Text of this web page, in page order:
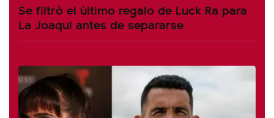
Se filtró el último regalo de Luck Ra para
La Joaqui antes de separarse